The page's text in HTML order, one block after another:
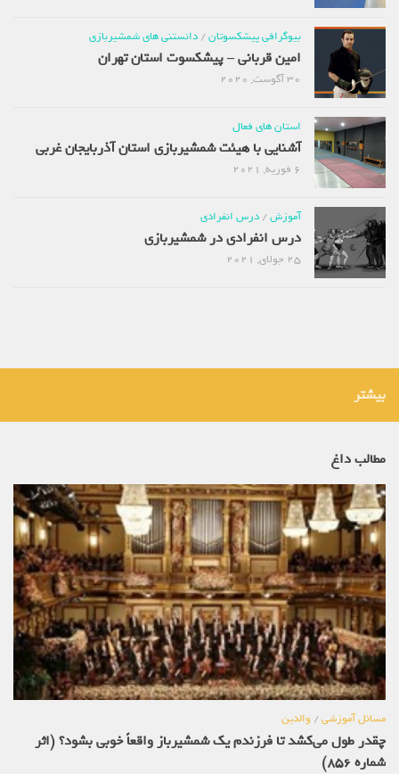
بیوگرافی پیشکسوتان/ دانستنی های شمشیربازی
امین قربانی – پیشکسوت استان تهران
30 آگوست, 2020
استان های فعال
آشنایی با هیئت شمشیربازی استان آذربایجان غربی
6 فوریه, 2021
آموزش/ درس انفرادی
درس انفرادی در شمشیربازی
25 جولای, 2021
بیشتر
مطالب داغ
مسائل آموزشی/ والدین
چقدر طول می‌کشد تا فرزندم یک شمشیرباز واقعاً خوبی بشود؟ (اثر
شماره 856)